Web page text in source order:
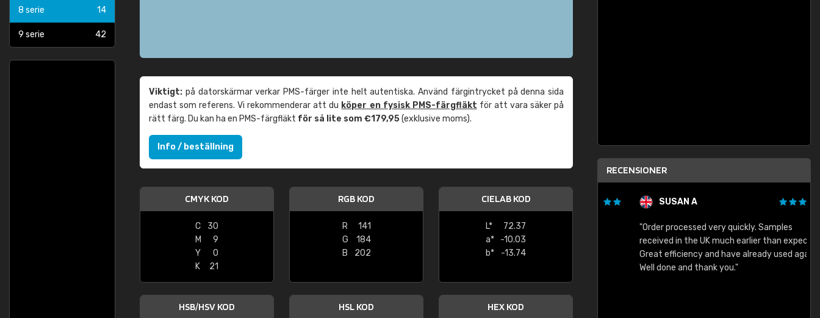
8 serie 14
9 serie 42
Viktigt: på datorskärmar verkar PMS-färger inte helt autentiska. Använd färgintrycket på denna sida
endast som referens. Vi rekommenderar att du köper en fysisk PMS-färgfläkt för att vara säker på
rätt färg. Du kan ha en PMS-färgfläkt för så lite som €179,95(exklusive moms).
Info / beställning
CMYK KOD
C
30
M
9
Y
0
K
21
RGB KOD
R
141
G
184
B
202
CIELAB KOD
L*
72.37
a*
-10.03
b*
-13.74
HSB/HSV KOD HSL KOD HEX KOD
RECENSIONER
Leinster Home and
"Great product and speedy delivery"
SUSAN A
"Order processed very quickly. Samples
received in the UK much earlier than expected.
Great efficiency and have already used again.
Well done and thank you."